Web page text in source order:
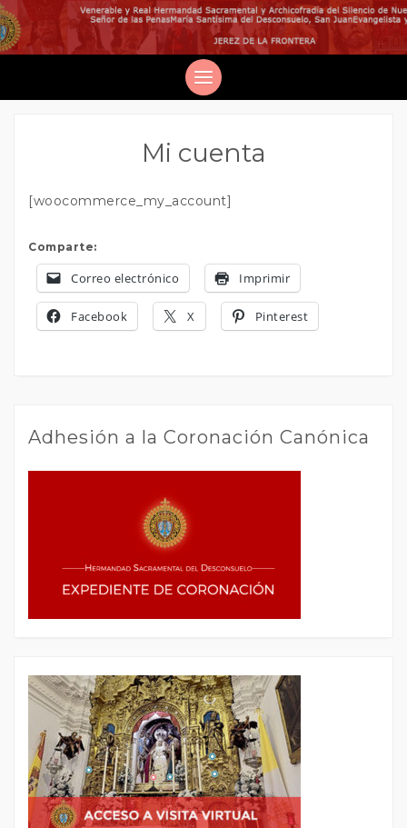
Mi cuenta
[woocommerce_my_account]
Comparte:
Correo electrónico Imprimir
Facebook X Pinterest
Adhesión a la Coronación Canónica